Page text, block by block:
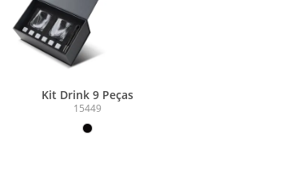
Kit Drink 9 Peças
15449